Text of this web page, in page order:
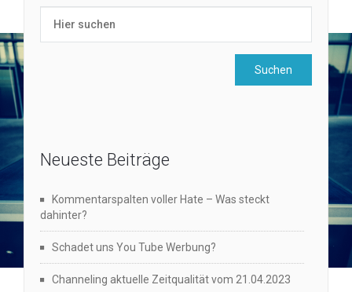
Neueste Beiträge
Kommentarspalten voller Hate – Was steckt
dahinter?
Schadet uns You Tube Werbung?
Channeling aktuelle Zeitqualität vom 21.04.2023